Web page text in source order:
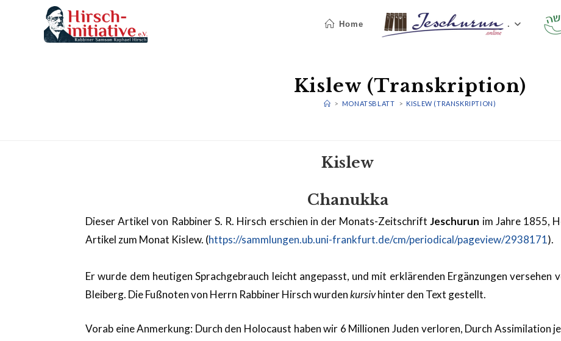
Home .
Kislew (Transkription)
> MONATSBLATT > KISLEW (TRANSKRIPTION)
Kislew
Chanukka
Dieser Artikel von Rabbiner S. R. Hirsch erschien in der Monats-ZeitschriftJeschurun im Jahre 1855,
Artikel zum Monat Kislew. (https://sammlungen.ub.uni-frankfurt.de/cm/periodical/pageview/2938171).
Er wurde dem heutigen Sprachgebrauch leicht angepasst, und mit erklärenden Ergänzungen versehen
Bleiberg. Die Fußnoten von Herrn Rabbiner Hirsch wurdenkursivhinter den Text gestellt.
Vorab eine Anmerkung: Durch den Holocaust haben wir 6 Millionen Juden verloren, Durch Assimilation